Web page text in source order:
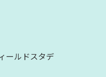
ールドスタデ